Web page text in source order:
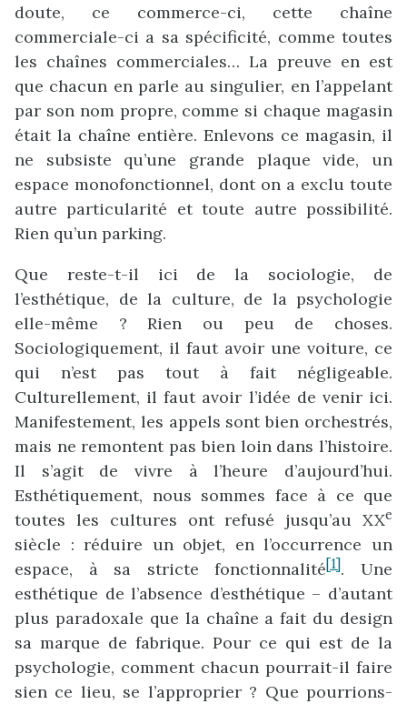
doute, ce commerce-ci, cette chaîne
commerciale-ci a sa spécificité, comme toutes
les chaînes commerciales… La preuve en est
que chacun en parle au singulier, en l’appelant
par son nom propre, comme si chaque magasin
était la chaîne entière. Enlevons ce magasin, il
ne subsiste qu’une grande plaque vide, un
espace monofonctionnel, dont on a exclu toute
autre particularité et toute autre possibilité.
Rien qu’un parking.
Que reste-t-il ici de la sociologie, de
l’esthétique, de la culture, de la psychologie
elle-même ? Rien ou peu de choses.
Sociologiquement, il faut avoir une voiture, ce
qui n’est pas tout à fait négligeable.
Culturellement, il faut avoir l’idée de venir ici.
Manifestement, les appels sont bien orchestrés,
mais ne remontent pas bien loin dans l’histoire.
Il s’agit de vivre à l’heure d’aujourd’hui.
Esthétiquement, nous sommes face à ce que
toutes les cultures ont refusé jusqu’au XXe
siècle : réduire un objet, en l’occurrence un
espace, à sa stricte fonctionnalité[1]. Une
esthétique de l’absence d’esthétique – d’autant
plus paradoxale que la chaîne a fait du design
sa marque de fabrique. Pour ce qui est de la
psychologie, comment chacun pourrait-il faire
sien ce lieu, se l’approprier ? Que pourrions-